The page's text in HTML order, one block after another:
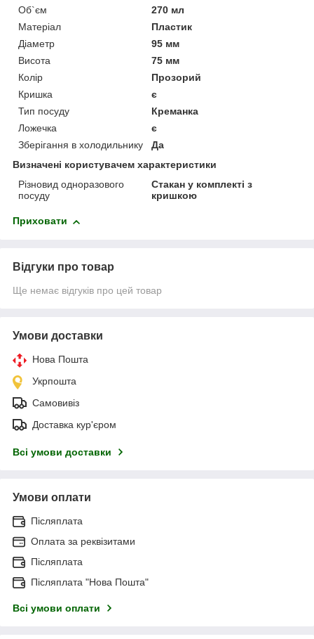
Об`єм
270 мл
Матеріал
Пластик
Діаметр
95 мм
Висота
75 мм
Колір
Прозорий
Кришка
є
Тип посуду
Креманка
Ложечка
є
Зберігання в холодильнику
Да
Визначені користувачем характеристики
Різновид одноразового
посуду
Стакан у комплекті з
кришкою
Приховати
Відгуки про товар
Ще немає відгуків про цей товар
Умови доставки
Нова Пошта
Укрпошта
Самовивіз
Доставка кур'єром
Всі умови доставки
Умови оплати
Післяплата
Оплата за реквізитами
Післяплата
Післяплата "Нова Пошта"
Всі умови оплати